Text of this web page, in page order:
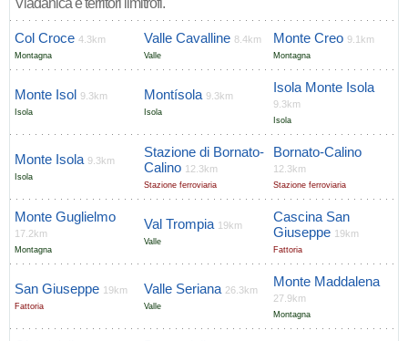
Viadanica e territori limitrofi.
Col Croce 4.3km
Montagna
Valle Cavalline 8.4km
Valle
Monte Creo 9.1km
Montagna
Monte Isol 9.3km
Isola
Montísola 9.3km
Isola
Isola Monte Isola
9.3km
Isola
Monte Isola 9.3km
Isola
Stazione di Bornato-
Calino 12.3km
Stazione ferroviaria
Bornato-Calino
12.3km
Stazione ferroviaria
Monte Guglielmo
17.2km
Montagna
Val Trompia 19km
Valle
Cascina San
Giuseppe 19km
Fattoria
San Giuseppe 19km
Fattoria
Valle Seriana 26.3km
Valle
Monte Maddalena
27.9km
Montagna